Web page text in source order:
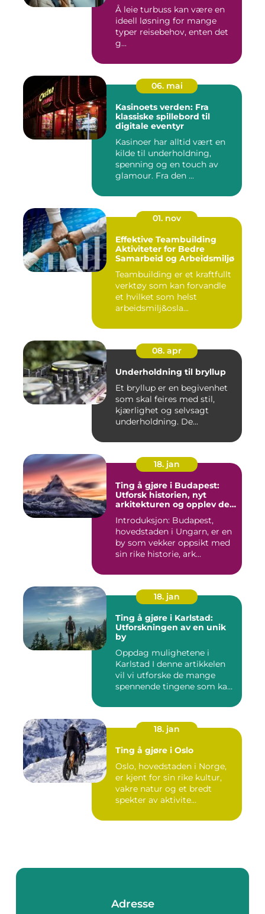
Å leie turbuss kan være en
ideell løsning for mange
typer reisebehov, enten det
g...
06. mai
Kasinoets verden: Fra
klassiske spillebord til
digitale eventyr
Kasinoer har alltid vært en
kilde til underholdning,
spenning og en touch av
glamour. Fra den ...
01. nov
Effektive Teambuilding
Aktiviteter for Bedre
Samarbeid og Arbeidsmiljø
Teambuilding er et kraftfullt
verktøy som kan forvandle
et hvilket som helst
arbeidsmilj&osla...
08. apr
Underholdning til bryllup
Et bryllup er en begivenhet
som skal feires med stil,
kjærlighet og selvsagt
underholdning. De...
18. jan
Ting å gjøre i Budapest:
Utforsk historien, nyt
arkitekturen og opplev det
Introduksjon: Budapest,
hovedstaden i Ungarn, er en
by som vekker oppsikt med
sin rike historie, ark...
18. jan
Ting å gjøre i Karlstad:
Utforskningen av en unik
by
Oppdag mulighetene i
Karlstad I denne artikkelen
vil vi utforske de mange
spennende tingene som kan
18. jan
Ting å gjøre i Oslo
Oslo, hovedstaden i Norge,
er kjent for sin rike kultur,
vakre natur og et bredt
spekter av aktivite...
Adresse